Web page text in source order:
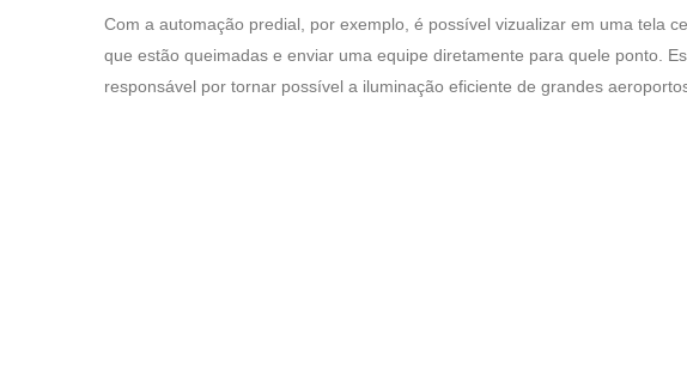
Com a automação predial, por exemplo, é possível vizualizar em uma tela
que estão queimadas e enviar uma equipe diretamente para quele ponto.
responsável por tornar possível a iluminação eficiente de grandes